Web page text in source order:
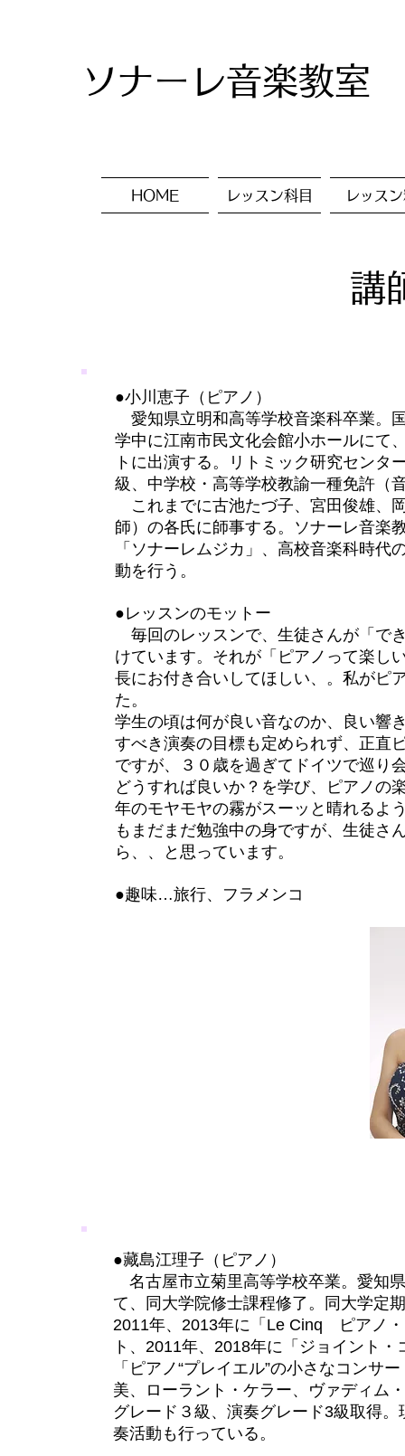
ソナーレ音楽教室
HOME レッスン科目 レッス
講
​●小川恵子（ピアノ）​
愛知県立明和高等学校音楽科卒業。
学中に江南市民文化会館小ホールにて
トに出演する。リトミック研究センタ
級、中学校・高等学校教諭一種免許（
これまでに古池たづ子、宮田俊雄、
師）の各氏に師事する。ソナーレ音楽
「ソナーレムジカ」、高校音楽科時
動を行う。
●レッスンのモットー
毎回のレッスンで、生徒さんが「で
けています。それが「ピアノって楽し
長にお付き合いしてほしい、。私がピ
た。
学生の頃は何が良い音なのか、良い響
すべき演奏の目標も定められず、正直
ですが、３０歳を過ぎてドイツで巡り
どうすれば良いか？を学び、ピアノの
年のモヤモヤの霧がスーッと晴れるよ
もまだまだ勉強中の身ですが、生徒さ
ら、、と思っています。
●趣味…旅行、フラメンコ
●藏島江理子（ピアノ）​
名古屋市立菊里高等学校卒業。愛知
て、同大学院修士課程修了。同大学定
2011年、2013年に「Le Cinq ピアノ
ト、2011年、2018年に「ジョイント
「ピアノ“プレイエル”の小さなコンサ
美、ローラント・ケラー、ヴァディム
グレード３級、演奏グレード3級取得
奏活動も行っている。